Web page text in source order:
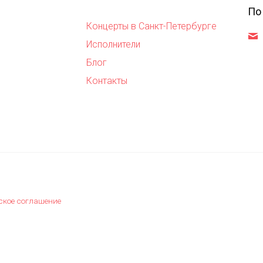
Концерты в Санкт-Петербурге
Исполнители
Блог
Контакты
соглашение